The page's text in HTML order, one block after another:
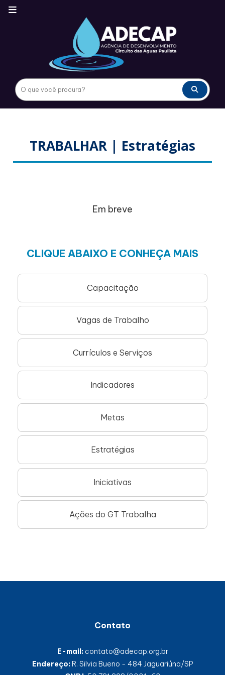
TRABALHAR | Estratégias
Em breve
CLIQUE ABAIXO E CONHEÇA MAIS
Capacitação
Vagas de Trabalho
Currículos e Serviços
Indicadores
Metas
Estratégias
Iniciativas
Ações do GT Trabalha
Contato
E-mail: contato@adecap.org.br
Endereço:R. Silvia Bueno - 484 Jaguariúna/SP